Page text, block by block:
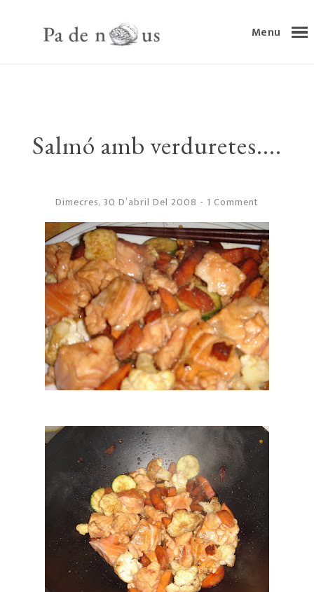
Menu
Salmó amb verduretes....
Dimecres, 30 D’abril Del 2008 - 1 Comment